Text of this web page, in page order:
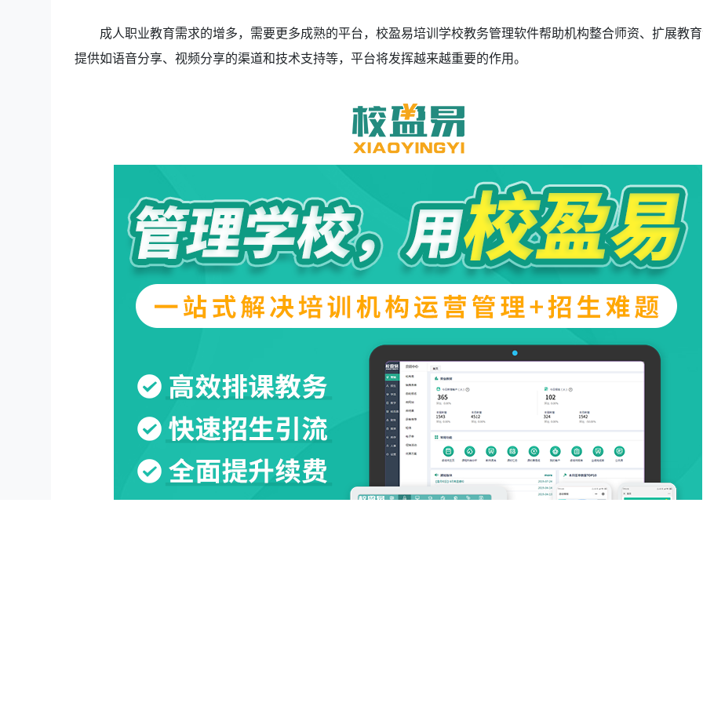
成人职业教育需求的增多，需要更多成熟的平台，校盈易培训学校教务管理软件帮助机构整合师资、扩展教
提供如语音分享、视频分享的渠道和技术支持等，平台将发挥越来越重要的作用。